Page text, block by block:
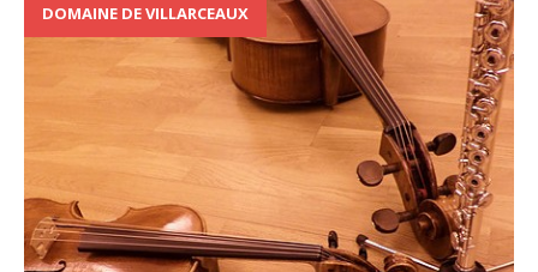
DOMAINE DE VILLARCEAUX